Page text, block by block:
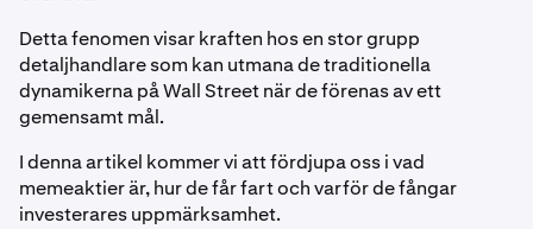
Detta fenomen visar kraften hos en stor grupp
detaljhandlare som kan utmana de traditionella
dynamikerna på Wall Street när de förenas av ett
gemensamt mål.
I denna artikel kommer vi att fördjupa oss i vad
memeaktier är, hur de får fart och varför de fångar
investerares uppmärksamhet.